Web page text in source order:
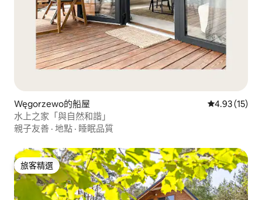
Węgorzewo的船屋 從 15 則評價
4.93 (15)
水上之家「與自然和諧」
親子友善 · 地點 · 睡眠品質
旅客精選
旅客精選